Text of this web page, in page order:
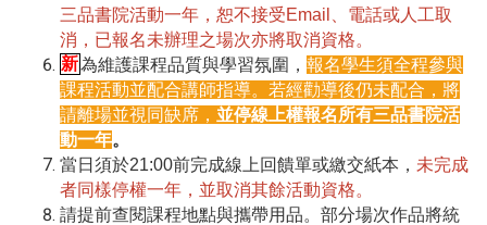
三品書院活動一年，恕不接受Email、電話或人工取
消，已報名未辦理之場次亦將取消資格。
新為維護課程品質與學習氛圍， 報名學生須全程參與
課程活動並配合講師指導。若經勸導後仍未配合，將
請離場並視同缺席， 並停線上權報名所有三品書院活
動一年。
當日須於21:00前完成線上回饋單或繳交紙本， 未完成
者同樣停權一年，並取消其餘活動資格。
請提前查閱課程地點與攜帶用品。部分場次作品將統